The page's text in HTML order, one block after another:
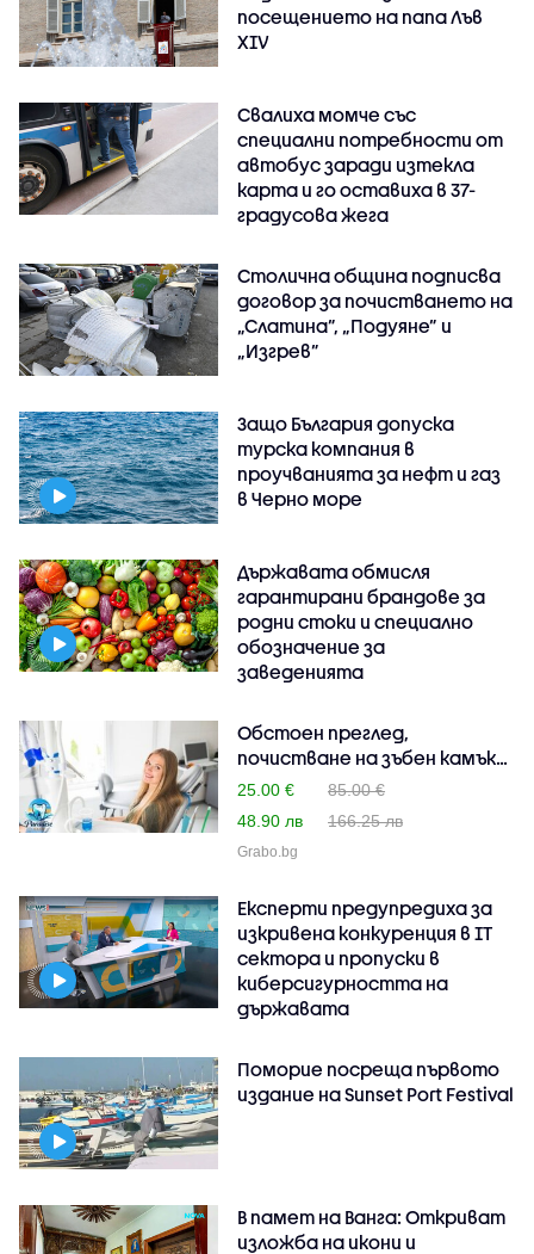
посещението на папа Лъв
XIV
Свалиха момче със
специални потребности от
автобус заради изтекла
карта и го оставиха в 37-
градусова жега
Столична община подписва
договор за почистването на
„Слатина”, „Подуяне” и
„Изгрев”
Защо България допуска
турска компания в
проучванията за нефт и газ
в Черно море
Държавата обмисля
гарантирани брандове за
родни стоки и специално
обозначение за
заведенията
Обстоен преглед,
почистване на зъбен камък
и..
25.00 €
85.00 €
48.90 лв
166.25 лв
Grabo.bg
Експерти предупредиха за
изкривена конкуренция в IT
сектора и пропуски в
киберсигурността на
държавата
Поморие посреща първото
издание на Sunset Port Festival
В памет на Ванга: Откриват
изложба на икони и